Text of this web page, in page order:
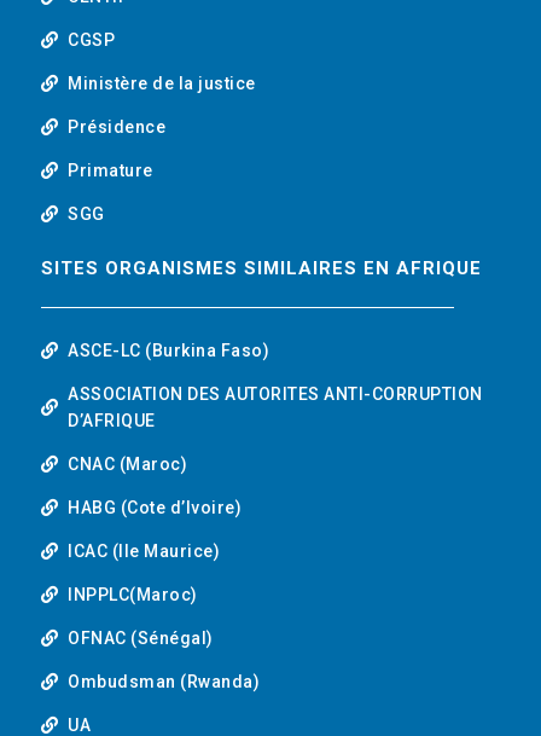
b
e
CGSP
Ministère de la justice
Présidence
Primature
SGG
SITES ORGANISMES SIMILAIRES EN AFRIQUE
ASCE-LC (Burkina Faso)
ASSOCIATION DES AUTORITES ANTI-CORRUPTION
D’AFRIQUE
CNAC (Maroc)
HABG (Cote d’Ivoire)
ICAC (Ile Maurice)
INPPLC(Maroc)
OFNAC (Sénégal)
Ombudsman (Rwanda)
UA